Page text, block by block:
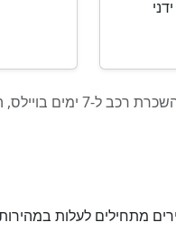
מתחילים לעלות